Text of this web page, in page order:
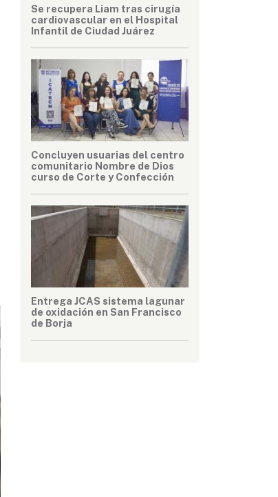
Se recupera Liam tras cirugía
cardiovascular en el Hospital
Infantil de Ciudad Juárez
Concluyen usuarias del centro
comunitario Nombre de Dios
curso de Corte y Confección
Entrega JCAS sistema lagunar
de oxidación en San Francisco
de Borja